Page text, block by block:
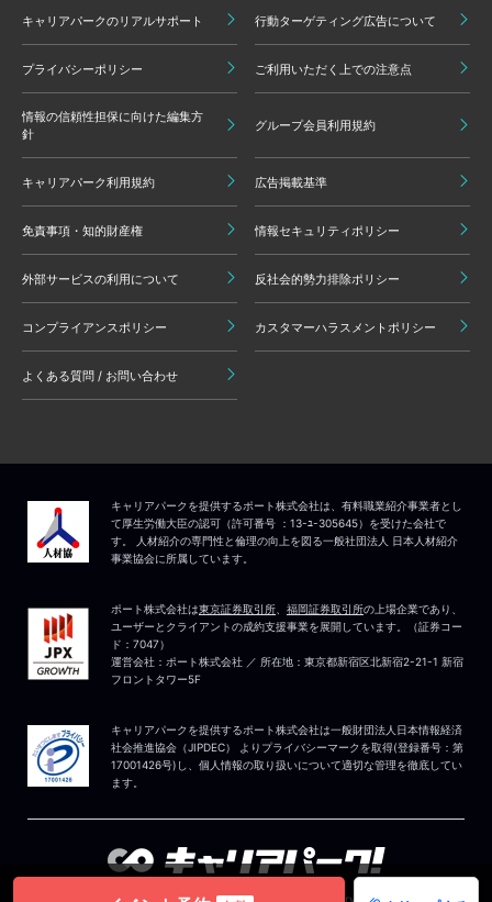
キャリアパークのリアルサポート 行動ターゲティング広告について
プライバシーポリシー ご利用いただく上での注意点
情報の信頼性担保に向けた編集方
針
グループ会員利用規約
キャリアパーク利用規約 広告掲載基準
免責事項・知的財産権 情報セキュリティポリシー
外部サービスの利用について 反社会的勢力排除ポリシー
コンプライアンスポリシー カスタマーハラスメントポリシー
よくある質問 / お問い合わせ